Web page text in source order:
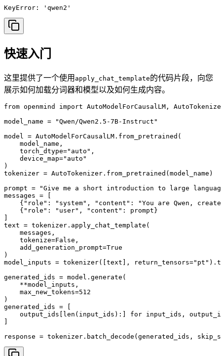
KeyError: 'qwen2'
快速入门
这里提供了一个使用 apply_chat_template的代码片段，向您
展示如何加载分词器和模型以及如何生成内容。
from openmind import AutoModelForCausalLM,
model_name = "Qwen/Qwen2.5-7B-Instruct"
model = AutoModelForCausalLM.from_pretrained(
    model_name,
    torch_dtype="auto",
    device_map="auto"
)
tokenizer = AutoTokenizer.from_pretrained(model_name)
prompt = "Give me a short introduction to large
messages = [
{"role": "system", "content": "You are Qwen,
    {"role": "user", "content": prompt}
text = tokenizer.apply_chat_template(
    messages,
    tokenize=False,
    add_generation_prompt=True
)
model_inputs = tokenizer([text],
generated_ids = model.generate(
    **model_inputs,
    max_new_tokens=512
)
generated_ids = [
output_ids[len(input_ids):] for input_ids,
response = tokenizer.batch_decode(generated_ids,